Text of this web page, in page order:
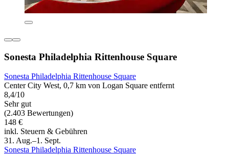
Sonesta Philadelphia Rittenhouse Square
Sonesta Philadelphia Rittenhouse Square
Center City West, 0,7 km von Logan Square entfernt
8,4/10
Sehr gut
(2.403 Bewertungen)
148 €
inkl. Steuern & Gebühren
31. Aug.–1. Sept.
Sonesta Philadelphia Rittenhouse Square